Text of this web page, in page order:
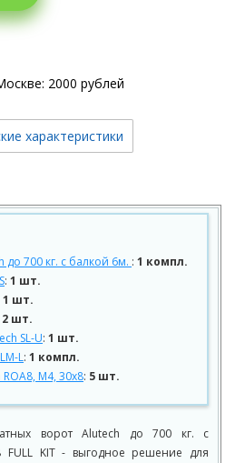
2000 рублей
характеристики
700 кг. с балкой 6м. : 1 компл.
: 1 шт.
1 шт.
2 шт.
SL-U: 1 шт.
L: 1 компл.
М4, 30х8: 5 шт.
ворот Alutech до 700 кг. с
FULL KIT - выгодное решение для